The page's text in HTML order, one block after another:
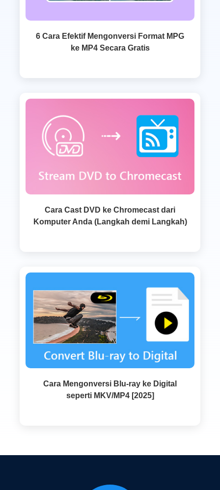
6 Cara Efektif Mengonversi Format MPG
ke MP4 Secara Gratis
Cara Cast DVD ke Chromecast dari
Komputer Anda (Langkah demi Langkah)
Cara Mengonversi Blu-ray ke Digital
seperti MKV/MP4 [2025]